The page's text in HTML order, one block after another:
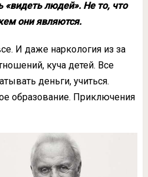
«видеть людей». Не то, что
они являются.
И даже наркология из за
куча детей. Все
деньги, учиться.
образование. Приключения